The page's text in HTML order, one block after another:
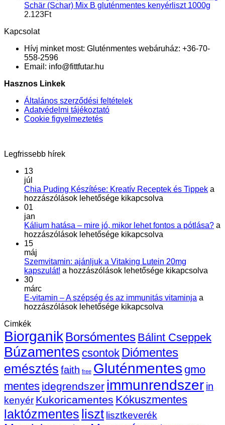
Schär (Schar) Mix B gluténmentes kenyérliszt 1000g
2.123Ft
Kapcsolat
Hívj minket most: Gluténmentes webáruház: +36-70-
558-2596
Email: info@fittfutar.hu
Hasznos Linkek
Általános szerződési feltételek
Adatvédelmi tájékoztató
Cookie figyelmeztetés
Legfrissebb hírek
13
júl
Chia Puding Készítése: Kreatív Receptek és Tippek a
hozzászólások lehetősége kikapcsolva
01
jan
Kálium hatása – mire jó, mikor lehet fontos a pótlása? a
hozzászólások lehetősége kikapcsolva
15
máj
Szemvitamin: ajánljuk a Vitaking Lutein 20mg
kapszulát! Szemvitamin:
Vitaking
Lutein
bejegyzéshez
a hozzászólások lehetősége kikapcsolva
30
márc
E-vitamin – A szépség és az immunitás vitaminja E-
és
a
hozzászólások lehetősége kikapcsolva
Cimkék
Biorganik Borsómentes Bálint Cseppek
Búzamentes csontok Diómentes
emésztés faith free Gluténmentes gmo
mentes idegrendszer immunrendszer in
kenyér Kukoricamentes Kókuszmentes
laktózmentes liszt lisztkeverék